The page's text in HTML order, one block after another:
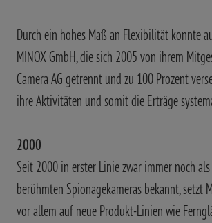
Durch ein hohes Maß an Flexibilität konnte
MINOX GmbH, die sich 2005 von ihrem
Camera AG getrennt und zu 100 Prozent
ihre Aktivitäten und somit die Erträge
2000
Seit 2000 in erster Linie zwar immer noch
berühmten Spionagekameras bekannt, setzt
vor allem auf neue Produkt-Linien wie